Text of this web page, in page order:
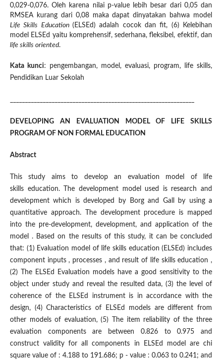
0,029-0,076. Oleh karena nilai p-value lebih besar dari 0,05 dan
RMSEA kurang dari 0,08 maka dapat dinyatakan bahwa model
Life Skills Education (ELSEd) adalah cocok dan fit, (6) Kelebihan
model ELSEd yaitu komprehensif, sederhana, fleksibel, efektif, dan
life skills oriented.
Kata kunci: pengembangan, model, evaluasi, program, life skills,
Pendidikan Luar Sekolah
DEVELOPING AN EVALUATION MODEL OF LIFE SKILLS
PROGRAM OF NON FORMAL EDUCATION
Abstract
This study aims to develop an evaluation model of life
skills education. The development model used is research and
development which is developed by Borg and Gall by using a
quantitative approach. The development procedure is mapped
into the pre-development, development, and application of the
model . Based on the results of this study, it can be concluded
that: (1) Evaluation model of life skills education (ELSEd) includes
component inputs , processes , and result of life skills education ,
(2) The ELSEd Evaluation models have a good sensitivity to the
object under study and reveal the resulted data, (3) the level of
coherence of the ELSEd instrument is in accordance with the
design, (4) Characteristics of ELSEd models are different from
other models of evaluation, (5) The item reliability of the three
evaluation components are between 0.826 to 0.975 and
construct validity for all components in ELSEd model are chi
square value of : 4.188 to 191.686; p - value : 0.063 to 0.241; and